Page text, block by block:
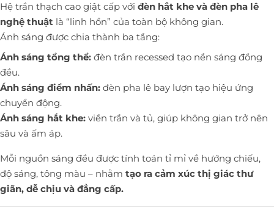
Hệ trần thạch cao giật cấp với đèn hắt khe và đèn pha lê
nghệ thuật là “linh hồn” của toàn bộ không gian.
Ánh sáng được chia thành ba tầng:
Ánh sáng tổng thể: đèn trần recessed tạo nền sáng đồng
đều.
Ánh sáng điểm nhấn: đèn pha lê bay lượn tạo hiệu ứng
chuyển động.
Ánh sáng hắt khe: viền trần và tủ, giúp không gian trở nên
sâu và ấm áp.
Mỗi nguồn sáng đều được tính toán tỉ mỉ về hướng chiếu,
độ sáng, tông màu – nhằm tạo ra cảm xúc thị giác thư
giãn, dễ chịu và đẳng cấp.